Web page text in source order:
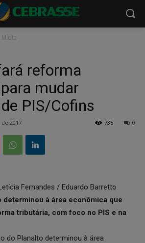
Mídia
reforma
mudar
PIS/Cofins
2017 0
735
Fernandes / Eduardo Barretto
determinou à área econômica que
tributária, com foco no PIS e na
do Planalto determinou à área